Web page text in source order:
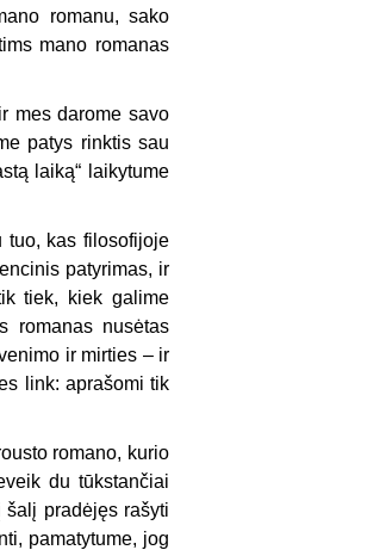
romanu, sako
mano romanas
mes darome savo
patys rinktis sau
laiką“ laikytume
tuo, kas filosofijoje
patyrimas, ir
tiek, kiek galime
romanas nusėtas
ir mirties – ir
link: aprašomi tik
romano, kurio
du tūkstančiai
pradėjęs rašyti
pamatytume, jog